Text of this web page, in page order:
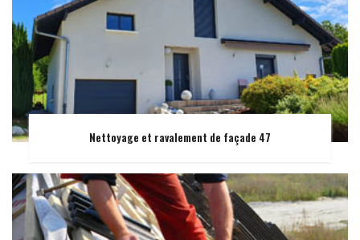
Nettoyage et ravalement de façade 47